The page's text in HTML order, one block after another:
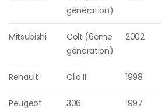
génération)
Mitsubishi
Colt (6ème
génération)
2002
Renault Clio II 1998
Peugeot 306 1997